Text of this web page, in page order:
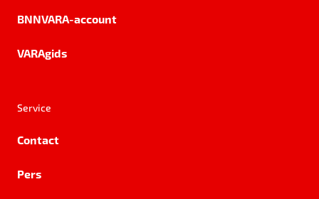
BNNVARA-account
VARAgids
Service
Contact
Pers